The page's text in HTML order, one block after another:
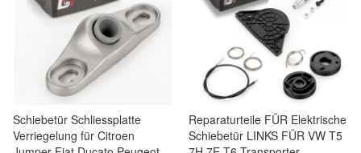
Schiebetür Schliessplatte
Verriegelung für Citroen
Reparaturteile FÜR Elektrische
Schiebetür LINKS FÜR VW T5